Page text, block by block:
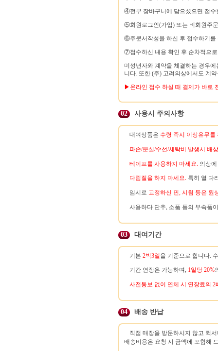
④전부 장바구니에 담으셨으면 접수
⑤회원로그인(가입) 또는 비회원주
⑥주문서작성을 하신 후 접수하기를
⑦접수하신 내용 확인 후 순차적으
미성년자와 계약을 체결하는 경우
니다. 또한 (주) 고려의상에서도 계
▶온라인 접수 하실 때 결제가 바로
02 사용시 주의사항
대여상품은 수령 즉시 이상유무를
파손/분실/수선/세탁비 발생시 배
테이프를 사용하지 마세요. 의상
다림질을 하지 마세요. 특히 열 다
임시로 고정하신 핀, 시침 등은 원
사용하다 단추, 소품 등의 부속품
03 대여기간
기본 2박3일을 기준으로 합니다.
기간 연장은 가능하며, 1일당 20%
사전통보 없이 연체 시 연장료의 2
04 배송 반납
직접 매장을 방문하시지 않고 퀵
배송비용은 요청 시 금액에 포함해